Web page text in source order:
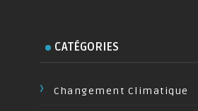
CATÉGORIES
Changement Climatique